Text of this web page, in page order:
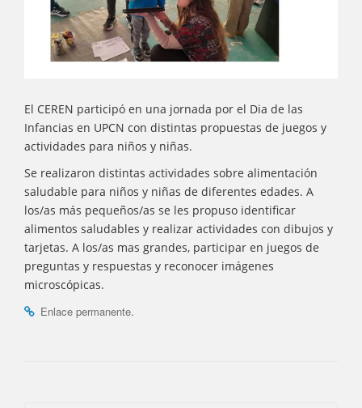
El CEREN participó en una jornada por el Dia de las
Infancias en UPCN con distintas propuestas de juegos y
actividades para niños y niñas.
Se realizaron distintas actividades sobre alimentación
saludable para niños y niñas de diferentes edades. A
los/as más pequeños/as se les propuso identificar
alimentos saludables y realizar actividades con dibujos y
tarjetas. A los/as mas grandes, participar en juegos de
preguntas y respuestas y reconocer imágenes
microscópicas.
Enlace permanente.